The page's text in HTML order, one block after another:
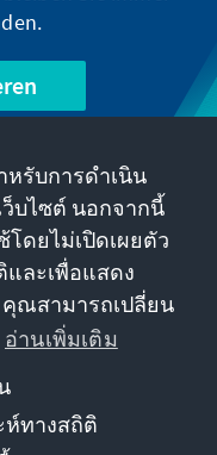
กันข้อมูล
น
หรับการดำเนิน
บไซต์ นอกจากนี้
ดยไม่เปิดเผยตัว
และเพื่อแสดง
คุณสามารถเปลี่ยน
อ่านเพิ่มเติม
ห์ทางสถิติ